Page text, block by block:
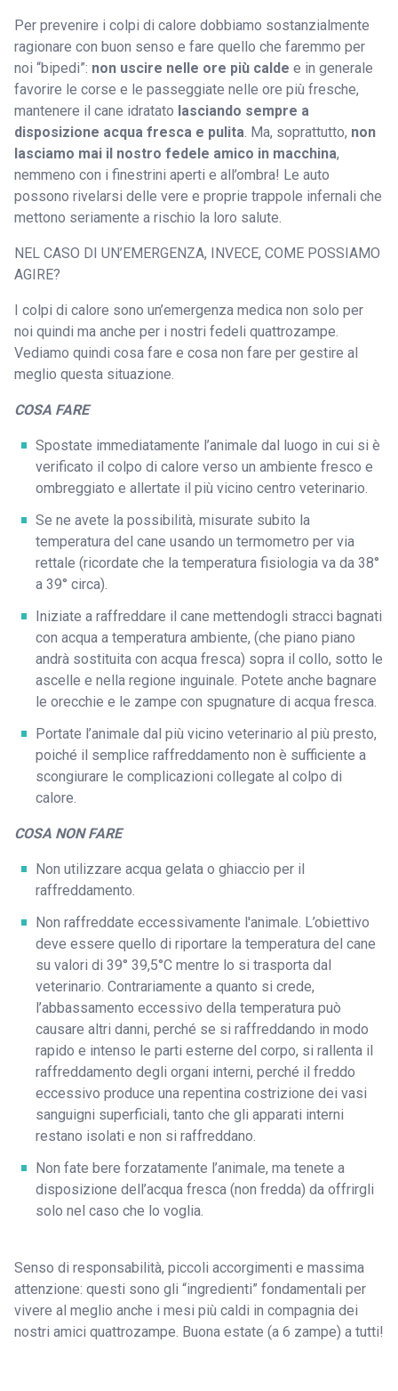
Per prevenire i colpi di calore dobbiamo sostanzialmente
ragionare con buon senso e fare quello che faremmo per
noi “bipedi”: non uscire nelle ore più calde e in generale
favorire le corse e le passeggiate nelle ore più fresche,
mantenere il cane idratato lasciando sempre a
disposizione acqua fresca e pulita. Ma, soprattutto, non
lasciamo mai il nostro fedele amico in macchina,
nemmeno con i finestrini aperti e all’ombra! Le auto
possono rivelarsi delle vere e proprie trappole infernali che
mettono seriamente a rischio la loro salute.
NEL CASO DI UN’EMERGENZA, INVECE, COME POSSIAMO
AGIRE?
I colpi di calore sono un’emergenza medica non solo per
noi quindi ma anche per i nostri fedeli quattrozampe.
Vediamo quindi cosa fare e cosa non fare per gestire al
meglio questa situazione.
COSA FARE
Spostate immediatamente l’animale dal luogo in cui si è
verificato il colpo di calore verso un ambiente fresco e
ombreggiato e allertate il più vicino centro veterinario.
Se ne avete la possibilità, misurate subito la
temperatura del cane usando un termometro per via
rettale (ricordate che la temperatura fisiologia va da 38°
a 39° circa).
Iniziate a raffreddare il cane mettendogli stracci bagnati
con acqua a temperatura ambiente, (che piano piano
andrà sostituita con acqua fresca) sopra il collo, sotto le
ascelle e nella regione inguinale. Potete anche bagnare
le orecchie e le zampe con spugnature di acqua fresca.
Portate l’animale dal più vicino veterinario al più presto,
poiché il semplice raffreddamento non è sufficiente a
scongiurare le complicazioni collegate al colpo di
calore.
COSA NON FARE
Non utilizzare acqua gelata o ghiaccio per il
raffreddamento.
Non raffreddate eccessivamente l'animale. L’obiettivo
deve essere quello di riportare la temperatura del cane
su valori di 39° 39,5°C mentre lo si trasporta dal
veterinario. Contrariamente a quanto si crede,
l’abbassamento eccessivo della temperatura può
causare altri danni, perché se si raffreddando in modo
rapido e intenso le parti esterne del corpo, si rallenta il
raffreddamento degli organi interni, perché il freddo
eccessivo produce una repentina costrizione dei vasi
sanguigni superficiali, tanto che gli apparati interni
restano isolati e non si raffreddano.
Non fate bere forzatamente l’animale, ma tenete a
disposizione dell’acqua fresca (non fredda) da offrirgli
solo nel caso che lo voglia.
Senso di responsabilità, piccoli accorgimenti e massima
attenzione: questi sono gli “ingredienti” fondamentali per
vivere al meglio anche i mesi più caldi in compagnia dei
nostri amici quattrozampe. Buona estate (a 6 zampe) a tutti!